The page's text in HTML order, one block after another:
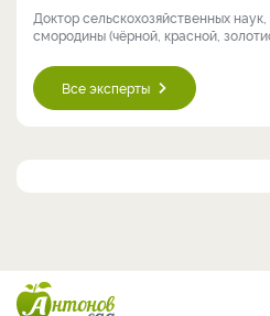
Доктор сельскохозяйственных
смородины (чёрной, красной,
Все эксперты